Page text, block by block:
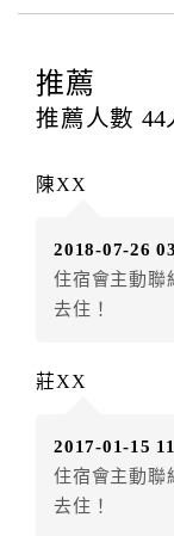
四、訂單異動
提出申辦不得異
每筆訂單異動限
辦理取消退款。
房者應補足差額
房者不得要求
五、保留住宿
（提出申辦日為
店客滿，敬請
件放棄訂單（
．每筆訂單異
推薦
推薦人數 44
陳XX
2018-07-26
住宿會主動聯
去住！
莊XX
2017-01-15
住宿會主動聯
去住！